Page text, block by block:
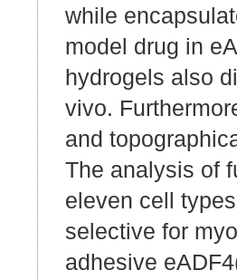
while
model drug in
hydrogels also
vivo.
and
The analysis of
eleven cell
selective for
adhesive